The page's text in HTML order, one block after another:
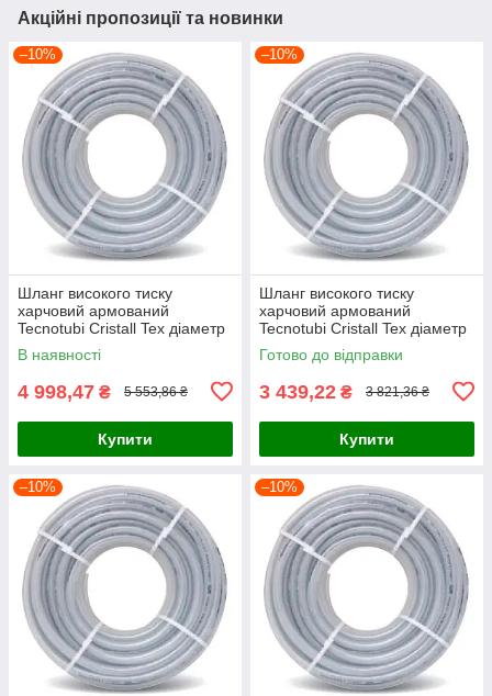
Акційні пропозиції та новинки
–10%
Шланг високого тиску
харчовий армований
Tecnotubi Cristall Tex діаметр
8 мм, довжина 100 м (CT 8)
В наявності
4 998,47 ₴ 5 553,86 ₴
Купити
–10%
Шланг високого тиску
харчовий армований
Tecnotubi Cristall Tex діаметр
12 мм, довжина 50 м (CT 12)
Готово до відправки
3 439,22 ₴ 3 821,36 ₴
Купити
–10% –10%